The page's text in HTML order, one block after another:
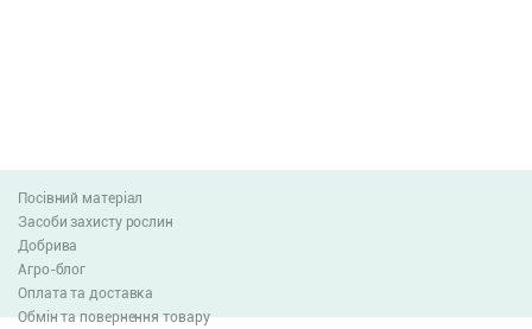
Посівний матеріал
Засоби захисту рослин
Добрива
Агро-блог
Оплата та доставка
Обмін та повернення товару